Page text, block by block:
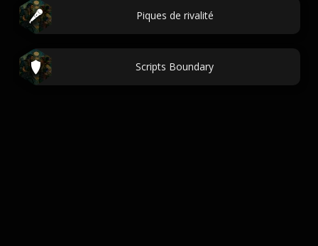
Piques de rivalité
Scripts Boundary